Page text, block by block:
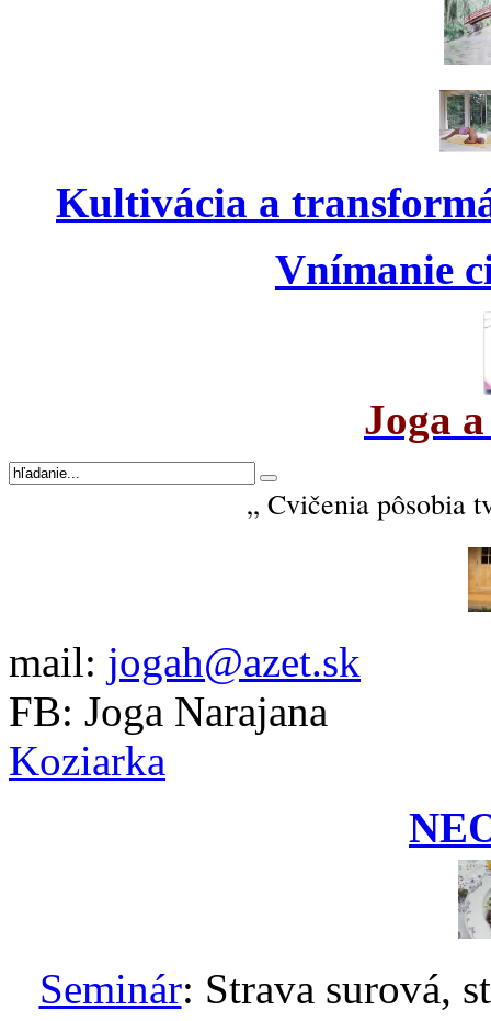
Kultivácia a
Vnímanie
Joga
„ Cvičenia pôsobia
mail: jogah@azet.sk
FB: Joga Narajana
Koziarka
Seminár: Strava surová,